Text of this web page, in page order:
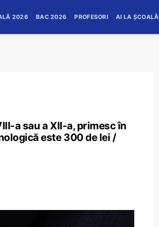
2026 BAC 2026 PROFESORI AI LA ȘCOALĂ
a sau a XII-a, primesc în
este 300 de lei /